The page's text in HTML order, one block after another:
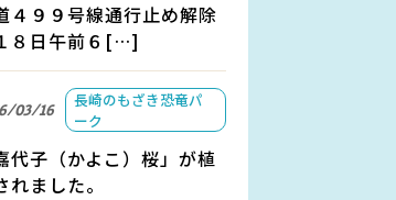
４９９号線通行止め解除
８日午前６[…]
03/16
長崎のもざき恐竜パ
ーク
代子（かよこ）桜」が植
れました。